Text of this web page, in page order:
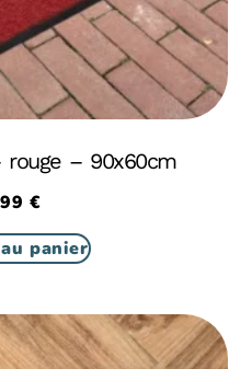
rouge – 90x60cm
€
panier